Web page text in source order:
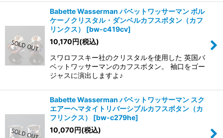
Babette Wasserman バベットワッサーマン ボル
ケーノクリスタル・ダンベルカフスボタン（カフ
リンクス）
[bw-c419cv]
10,170円(税込)
スワロフスキー社のクリスタルを使用した 英国バ
ベットワッサーマンのカフスボタン。 袖口をゴー
ジャスに演出しますよ♪
Babette Wasserman バベットワッサーマン スク
エアーヘマタイトリバーシブルカフスボタン（カ
フリンクス）
[bw-c279he]
10,070円(税込)